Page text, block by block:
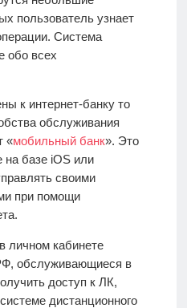
пользователь узнает
Система
обо всех
к интернет-банку то
обслуживания
«мобильный банк». Это
на базе iOS или
своими
при помощи
личном кабинете
обслуживающиеся в
доступ к ЛК,
дистанционного